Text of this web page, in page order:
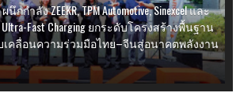
กำลัง ZEEKR, TPM Automotive, Sinexcel และ
Fast Charging ยกระดับโครงสร้างพื้นฐาน
เคลื่อนความร่วมมือไทย–จีนสู่อนาคตพลังงาน